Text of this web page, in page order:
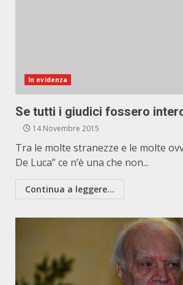
In evidenza
Se tutti i giudici fossero
14 Novembre 2015
Tra le molte stranezze e le molte
De Luca” ce n’è una che non...
Continua a leggere...